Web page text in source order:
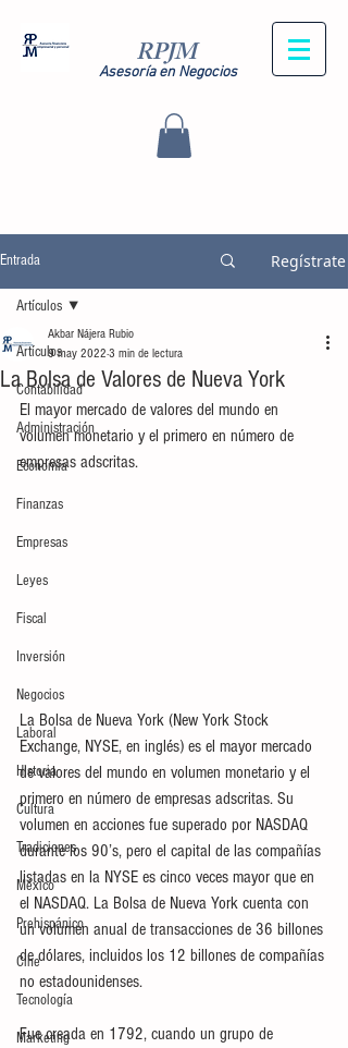
RPJM
Asesoría en Negocios
Entrada Regístrate
Artículos
Contabilidad
Administración
Economía
Finanzas
Empresas
Leyes
Fiscal
Inversión
Negocios
Laboral
Historia
Cultura
Tradiciones
México
Prehispánico
Cine
Tecnología
Marketing
Artículos
La Bolsa de Valores de Nueva York
Akbar Nájera Rubio
9 may 2022 3 min de lectura
El mayor mercado de valores del mundo en
volumen monetario y el primero en número de
empresas adscritas.
La Bolsa de Nueva York (New York Stock
Exchange, NYSE, en inglés) es el mayor mercado
de valores del mundo en volumen monetario y el
primero en número de empresas adscritas. Su
volumen en acciones fue superado por NASDAQ
durante los 90’s, pero el capital de las compañías
listadas en la NYSE es cinco veces mayor que en
el NASDAQ. La Bolsa de Nueva York cuenta con
un volumen anual de transacciones de 36 billones
de dólares, incluidos los 12 billones de compañías
no estadounidenses.
Fue creada en 1792, cuando un grupo de